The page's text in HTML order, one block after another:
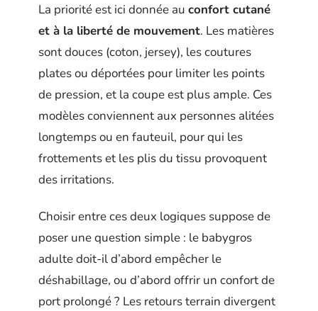
La priorité est ici donnée au confort cutané
et à la liberté de mouvement. Les matières
sont douces (coton, jersey), les coutures
plates ou déportées pour limiter les points
de pression, et la coupe est plus ample. Ces
modèles conviennent aux personnes alitées
longtemps ou en fauteuil, pour qui les
frottements et les plis du tissu provoquent
des irritations.
Choisir entre ces deux logiques suppose de
poser une question simple : le babygros
adulte doit-il d’abord empêcher le
déshabillage, ou d’abord offrir un confort de
port prolongé ? Les retours terrain divergent